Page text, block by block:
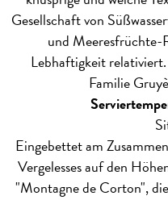
Gesellschaft von
und Meeresfrüchte-
Lebhaftigkeit
Familie
Eingebettet am
Vergelesses auf den
"Montagne de Corton",